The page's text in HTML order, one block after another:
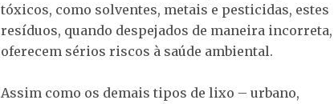
tóxicos, como solventes, metais e pesticidas, estes
resíduos, quando despejados de maneira incorreta,
oferecem sérios riscos à saúde ambiental.
Assim como os demais tipos de lixo – urbano,